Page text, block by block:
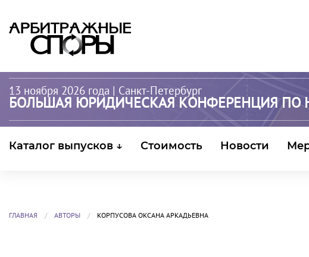
13 ноября 2026 года | Санкт-Петербург
БОЛЬШАЯ ЮРИДИЧЕСКАЯ КОНФЕРЕНЦИЯ
Каталог выпусков ↓ Стоимость Новости
ГЛАВНАЯ АВТОРЫ КОРПУСОВА ОКСАНА АРКАДЬЕВНА